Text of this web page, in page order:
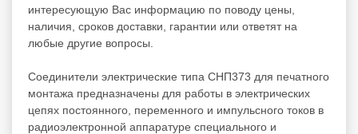
интересующую Вас информацию по поводу цены,
наличия, сроков доставки, гарантии или ответят на
любые другие вопросы.
Соединители электрические типа СНП373 для печатного
монтажа предназначены для работы в электрических
цепях постоянного, переменного и импульсного токов в
радиоэлектронной аппаратуре специального и